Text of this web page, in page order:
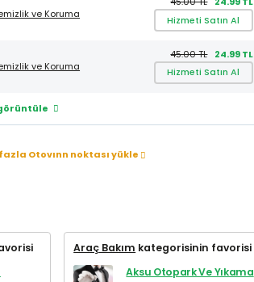
ve Koruma
Hizmeti Satın Al
ve Koruma
45.00 TL 24.99 TL
Hizmeti Satın Al
Otovınn noktası yükle
Araç Bakım kategorisinin favorisi
Aksu Otopark Ve Yıkama